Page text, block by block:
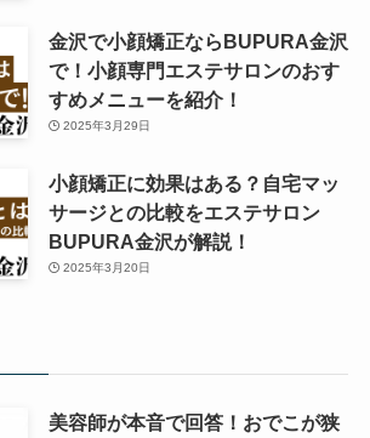
金沢で小顔矯正ならBUPURA金沢
で！小顔専門エステサロンのおす
すめメニューを紹介！
2025年3月29日
小顔矯正に効果はある？自宅マッ
サージとの比較をエステサロン
BUPURA金沢が解説！
2025年3月20日
美容師が本音で回答！おでこが狭